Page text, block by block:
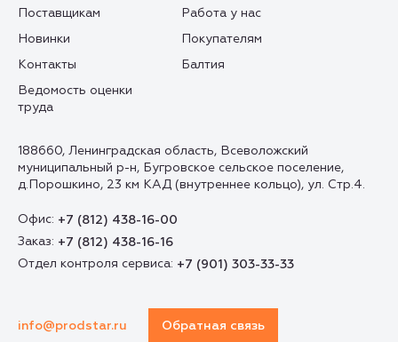
188660, Ленинградская область, Всеволожский
муниципальный р-н, Бугровское сельское поселение,
д.Порошкино, 23 км КАД (внутреннее кольцо), ул. Стр.4.
Офис: +7 (812) 438-16-00
Заказ: +7 (812) 438-16-16
Отдел контроля сервиса: +7 (901) 303-33-33
info@prodstar.ru Обратная связь
Поставщикам
Работа у нас
Новинки
Покупателям
Контакты
Балтия
Ведомость оценки
труда